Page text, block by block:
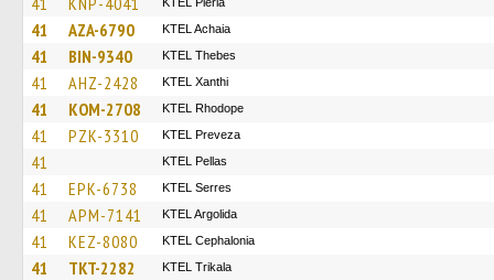
41 AZA-6790 KTEL Achaia
41 BIN-9340 KTEL Thebes
41 AHZ-2428 KTEL Xanthi
41 KOM-2708 KTEL Rhodope
41 PZK-3310 KTEL Preveza
41 KTEL Pellas
41 EPK-6738 KTEL Serres
41 APM-7141 KTEL Argolida
41 KEZ-8080 KTEL Cephalonia
41 TKT-2282 ΚΤΕL Τrikala